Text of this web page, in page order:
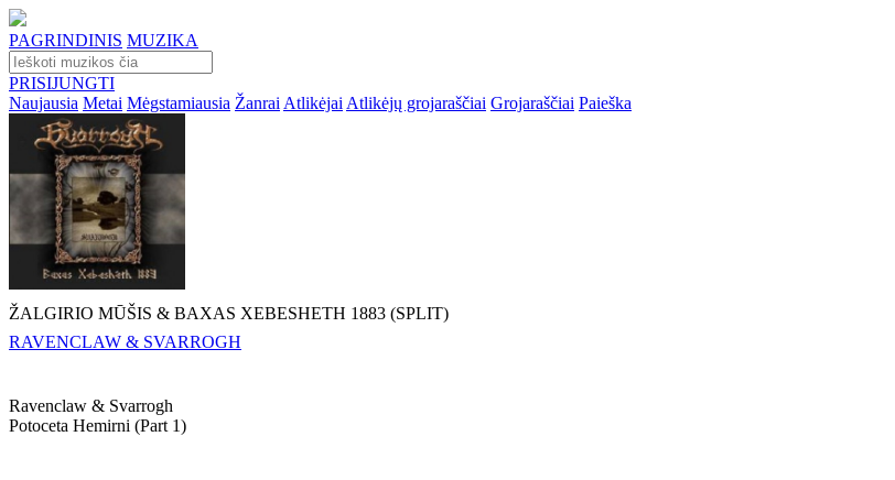
PAGRINDINIS MUZIKA
PRISIJUNGTI
Naujausia Metai Mėgstamiausia Žanrai Atlikėjai Atlikėjų grojaraščiai Grojaraščiai Paieška
ŽALGIRIO MŪŠIS & BAXAS XEBESHETH 1883 (SPLIT)
RAVENCLAW & SVARROGH
Ravenclaw & Svarrogh
Potoceta Hemirni (part 1)